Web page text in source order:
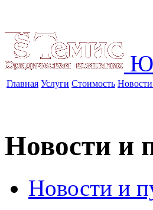
Главная Услуги Стоимость
Новости и
Новости и